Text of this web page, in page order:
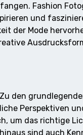
Fashion
und
der Mode
den
Perspektiven
um das richtige
sind auch